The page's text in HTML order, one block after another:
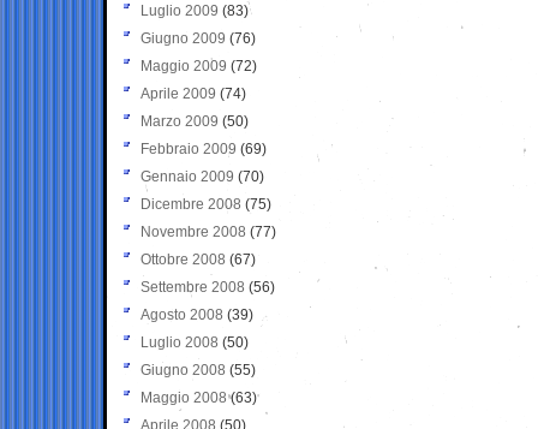
Luglio 2009 (83)
Giugno 2009 (76)
Maggio 2009 (72)
Aprile 2009 (74)
Marzo 2009 (50)
Febbraio 2009 (69)
Gennaio 2009 (70)
Dicembre 2008 (75)
Novembre 2008 (77)
Ottobre 2008 (67)
Settembre 2008 (56)
Agosto 2008 (39)
Luglio 2008 (50)
Giugno 2008 (55)
Maggio 2008(63)
Aprile 2008 (50)